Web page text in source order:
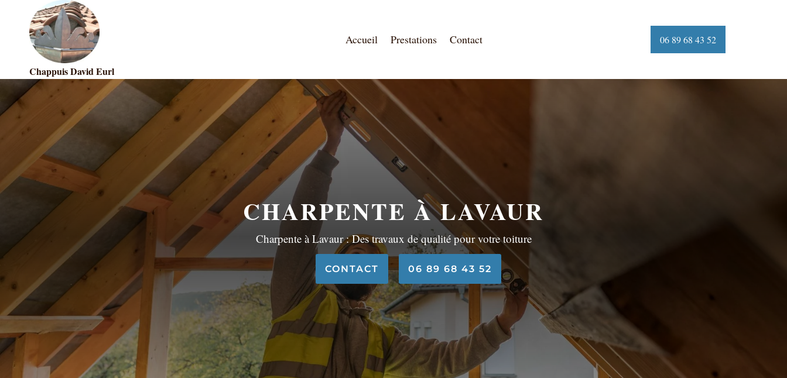
Chappuis David Eurl
Accueil Prestations Contact 06 89 68 43 52
CHARPENTE ÀLAVAUR
Charpente àLavaur: Des travaux de qualité pour votre toiture
CONTACT 06 89 68 43 52